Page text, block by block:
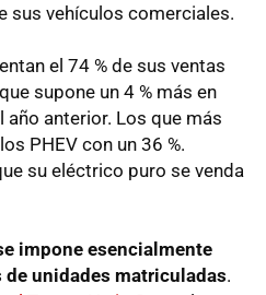
sus vehículos comerciales.
el 74 % de sus ventas
supone un 4 % más en
anterior. Los que más
PHEV con un 36 %.
su eléctrico puro se venda
impone esencialmente
unidades matriculadas.